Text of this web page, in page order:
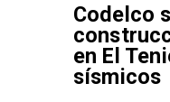
Codelco
en El
sísmicos